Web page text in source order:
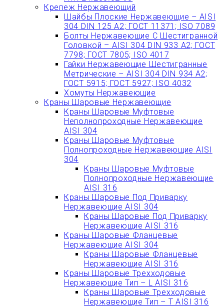
Крепеж Нержавеющий
Шайбы Плоские Нержавеющие – AISI
304 DIN 125 A2; ГОСТ 11371; ISO 7089
Болты Нержавеющие С Шестигранной
Головкой – AISI 304 DIN 933 A2; ГОСТ
7798; ГОСТ 7805; ISO 4017
Гайки Нержавеющие Шестигранные
Метрические – AISI 304 DIN 934 А2;
ГОСТ 5915; ГОСТ 5927; ISO 4032
Хомуты Нержавеющие
Краны Шаровые Нержавеющие
Краны Шаровые Муфтовые
Неполнопроходные Нержавеющие
AISI 304
Краны Шаровые Муфтовые
Полнопроходные Нержавеющие AISI
304
Краны Шаровые Муфтовые
Полнопроходные Нержавеющие
AISI 316
Краны Шаровые Под Приварку
Нержавеющие AISI 304
Краны Шаровые Под Приварку
Нержавеющие AISI 316
Краны Шаровые Фланцевые
Нержавеющие AISI 304
Краны Шаровые Фланцевые
Нержавеющие AISI 316
Краны Шаровые Трехходовые
Нержавеющие Тип – L AISI 316
Краны Шаровые Трехходовые
Нержавеющие Тип – T AISI 316